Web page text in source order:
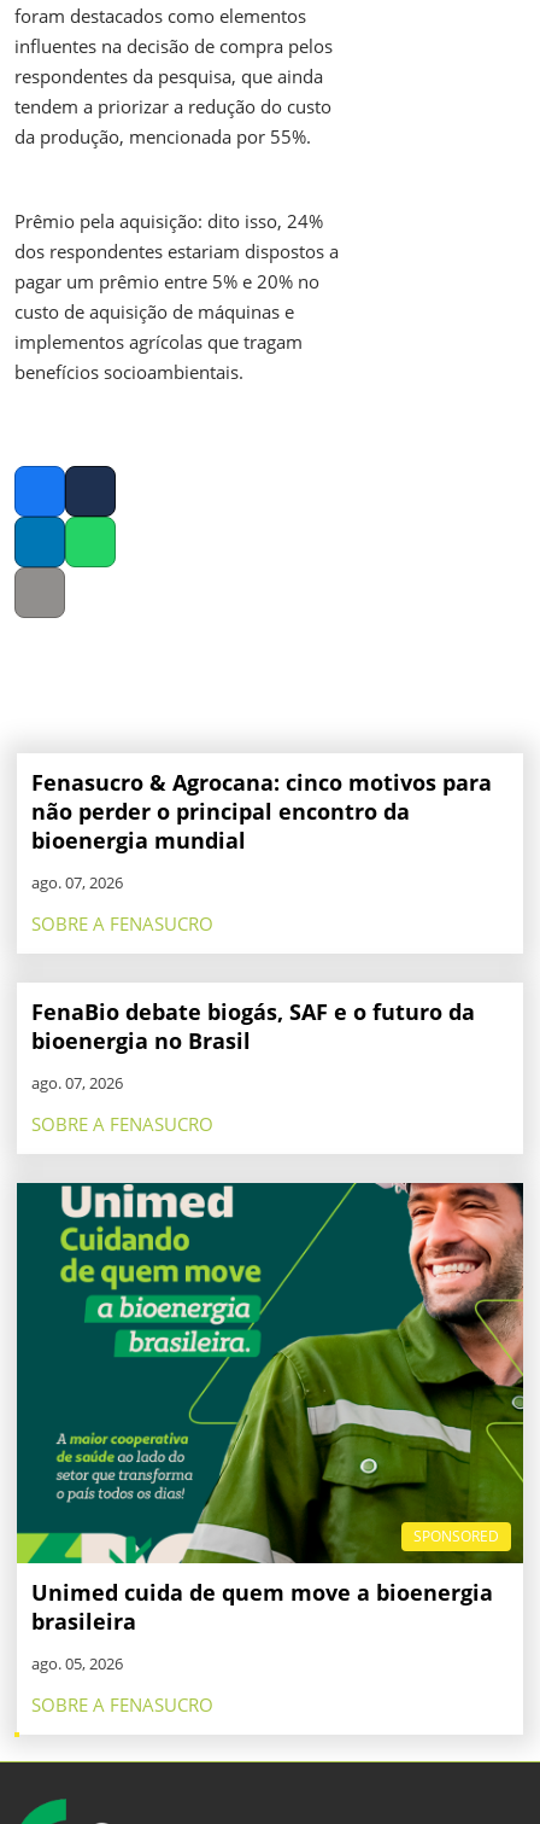
foram destacados como elementos
influentes na decisão de compra pelos
respondentes da pesquisa, que ainda
tendem a priorizar a redução do custo
da produção, mencionada por 55%.
Prêmio pela aquisição: dito isso, 24%
dos respondentes estariam dispostos a
pagar um prêmio entre 5% e 20% no
custo de aquisição de máquinas e
implementos agrícolas que tragam
benefícios socioambientais.
FacebookTwitter
LinkedInWhatsapp
Copy link
Fenasucro & Agrocana: cinco motivos para
não perder o principal encontro da
bioenergia mundial
ago. 07, 2026
SOBRE A FENASUCRO
FenaBio debate biogás, SAF e o futuro da
bioenergia no Brasil
ago. 07, 2026
SOBRE A FENASUCRO
SPONSORED
Unimed cuida de quem move a bioenergia
brasileira
ago. 05, 2026
SOBRE A FENASUCRO